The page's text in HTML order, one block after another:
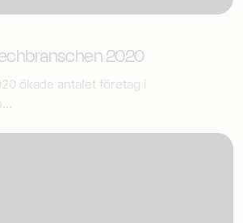
2020
ökade antalet företag i